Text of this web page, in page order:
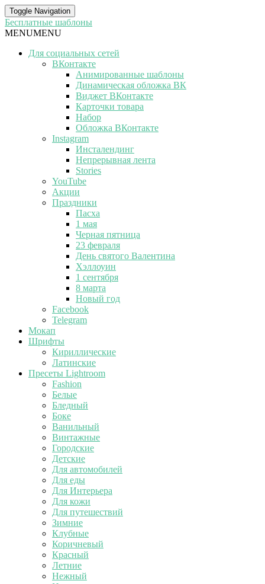
Toggle Navigation
Бесплатные шаблоны
MENUMENU
Для социальных сетей
ВКонтакте
Анимированные шаблоны
Динамическая обложка ВК
Виджет ВКонтакте
Карточки товара
Набор
Обложка ВКонтакте
Instagram
Инсталендинг
Непрерывная лента
Stories
YouTube
Акции
Праздники
Пасха
1 мая
Черная пятница
23 февраля
День святого Валентина
Хэллоуин
1 сентября
8 марта
Новый год
Facebook
Telegram
Мокап
Шрифты
Кириллические
Латинские
Пресеты Lightroom
Fashion
Белые
Бледный
Боке
Ванильный
Винтажные
Городские
Детские
Для автомобилей
Для еды
Для Интерьера
Для кожи
Для путешествий
Зимние
Клубные
Коричневый
Красный
Летние
Нежный